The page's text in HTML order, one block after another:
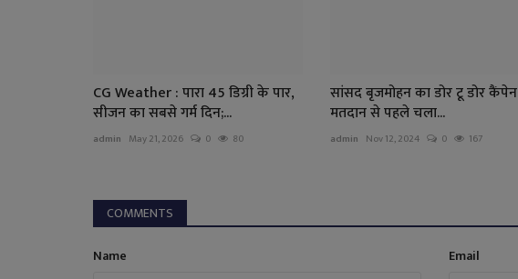
CG Weather : पारा 45 डिग्री के पार,
सीजन का सबसे गर्म दिन;...
admin May 21, 2026 0 80
सांसद बृजमोहन का डोर टू डोर
मतदान से पहले चला...
admin Nov 12, 2024 0 167
COMMENTS
Name Email